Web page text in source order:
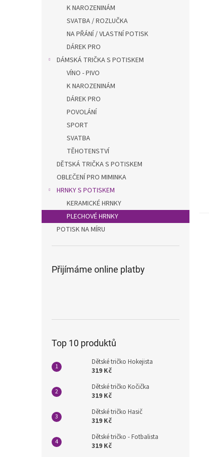
K NAROZENINÁM
SVATBA / ROZLUČKA
NA PŘÁNÍ / VLASTNÍ POTISK
DÁREK PRO
DÁMSKÁ TRIČKA S POTISKEM
VÍNO - PIVO
K NAROZENINÁM
DÁREK PRO
POVOLÁNÍ
SPORT
SVATBA
TĚHOTENSTVÍ
DĚTSKÁ TRIČKA S POTISKEM
OBLEČENÍ PRO MIMINKA
HRNKY S POTISKEM
KERAMICKÉ HRNKY
PLECHOVÉ HRNKY
POTISK NA MÍRU
Přijímáme online platby
Top 10 produktů
Dětské tričko Hokejista
319 Kč
Dětské tričko Kočička
319 Kč
Dětské tričko Hasič
319 Kč
Dětské tričko - Fotbalista
319 Kč